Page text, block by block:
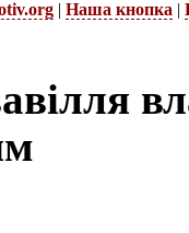
| Наша кнопка |